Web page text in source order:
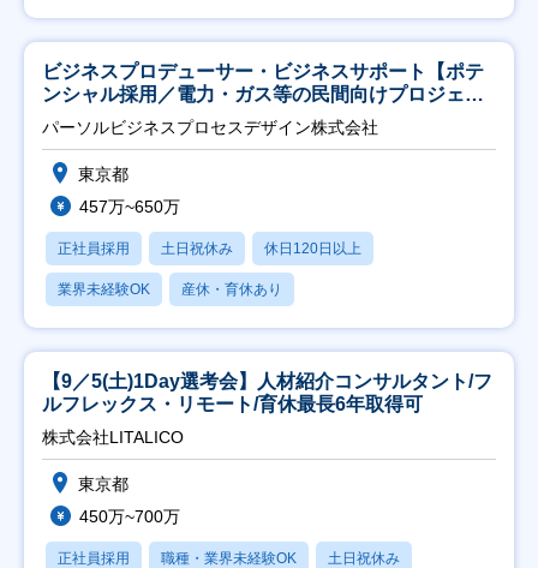
ビジネスプロデューサー・ビジネスサポート【ポテ
ンシャル採用／電力・ガス等の民間向けプロジェク
ト推進】
パーソルビジネスプロセスデザイン株式会社
東京都
457万~650万
正社員採用 土日祝休み 休日120日以上
業界未経験OK 産休・育休あり
【9／5(土)1Day選考会】人材紹介コンサルタント/フ
ルフレックス・リモート/育休最長6年取得可
株式会社LITALICO
東京都
450万~700万
正社員採用 職種・業界未経験OK 土日祝休み